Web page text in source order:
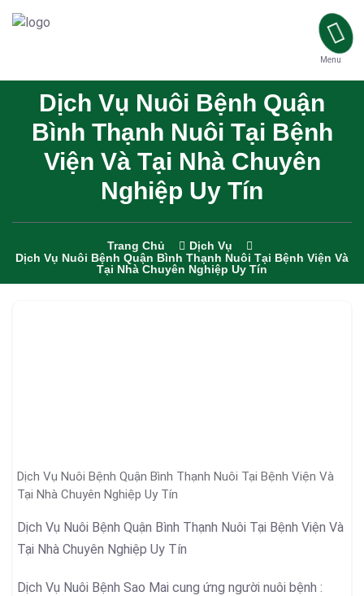
Menu
Dịch Vụ Nuôi Bệnh Quận
Bình Thạnh Nuôi Tại Bệnh
Viện Và Tại Nhà Chuyên
Nghiệp Uy Tín
Trang Chủ
Dịch Vụ
Dịch Vụ Nuôi Bệnh Quận Bình Thạnh Nuôi Tại Bệnh Viện Và
Tại Nhà Chuyên Nghiệp Uy Tín
Dịch Vụ Nuôi Bệnh Quận Bình Thạnh Nuôi Tại Bệnh Viện Và
Tại Nhà Chuyên Nghiệp Uy Tín
Dịch Vụ Nuôi Bệnh Quận Bình Thạnh Nuôi Tại Bệnh Viện Và
Tại Nhà Chuyên Nghiệp Uy Tín
Dịch Vụ Nuôi Bệnh Sao Mai cung ứng người nuôi bệnh :